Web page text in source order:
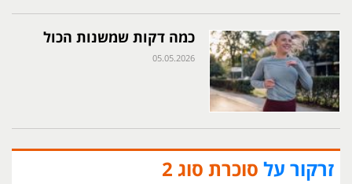
כמה דקות שמשנות הכול
05.05.2026
זרקור על סוכרת סוג 2